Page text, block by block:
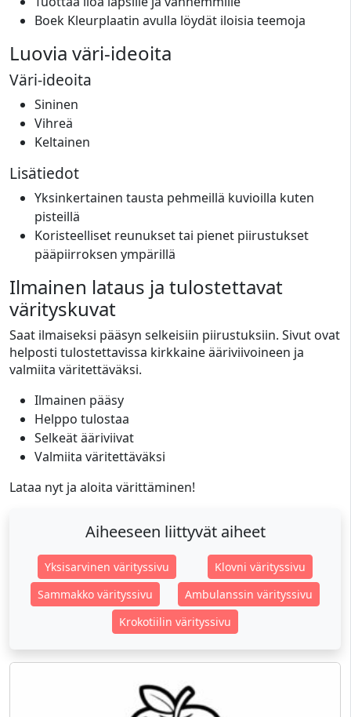
Boek Kleurplaatin avulla löydät iloisia teemoja
Luovia väri-ideoita
Väri-ideoita
Sininen
Vihreä
Keltainen
Lisätiedot
Yksinkertainen tausta pehmeillä kuvioilla kuten
pisteillä
Koristeelliset reunukset tai pienet piirustukset
pääpiirroksen ympärillä
Ilmainen lataus ja tulostettavat
värityskuvat
Saat ilmaiseksi pääsyn selkeisiin piirustuksiin. Sivut ovat
helposti tulostettavissa kirkkaine ääriviivoineen ja
valmiita väritettäväksi.
Ilmainen pääsy
Helppo tulostaa
Selkeät ääriviivat
Valmiita väritettäväksi
Lataa nyt ja aloita värittäminen!
Aiheeseen liittyvät aiheet
Yksisarvinen värityssivu
Klovni värityssivu
Sammakko värityssivu
Ambulanssin värityssivu
Krokotiilin värityssivu